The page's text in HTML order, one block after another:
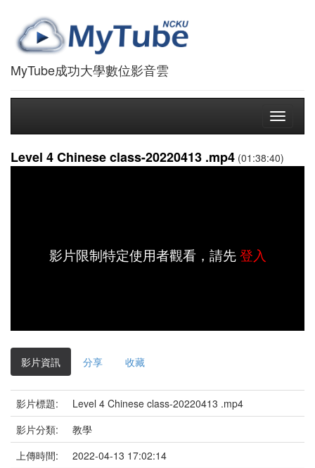
MyTube成功大學數位影音雲
Toggle
Level 4 Chinese class-20220413 .mp4 (01:38:40)
影片限制特定使用者觀看，請先登入
影片資訊 分享 收藏
影片標題:
Level 4 Chinese class-20220413 .mp4
影片分類:
教學
上傳時間:
2022-04-13 17:02:14